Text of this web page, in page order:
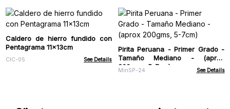
Caldero de hierro fundido con
Pentagrama 11x13cm
CIC-05 See Details
Pirita Peruana - Primer Grado -
Tamaño Mediano - (aprox
200gms, 5-7cm)
MinSP-24 See Details